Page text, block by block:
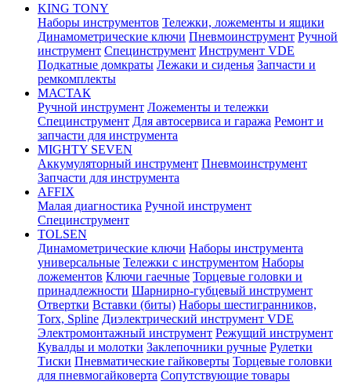
KING TONY
Наборы инструментов Тележки, ложементы и ящики
Динамометрические ключи Пневмоинструмент Ручной
инструмент Специнструмент Инструмент VDE
Подкатные домкраты Лежаки и сиденья Запчасти и
ремкомплекты
МАСТАК
Ручной инструмент Ложементы и тележки
Специнструмент Для автосервиса и гаража Ремонт и
запчасти для инструмента
MIGHTY SEVEN
Аккумуляторный инструмент Пневмоинструмент
Запчасти для инструмента
AFFIX
Малая диагностика Ручной инструмент
Специнструмент
TOLSEN
Динамометрические ключи Наборы инструмента
универсальные Тележки с инструментом Наборы
ложементов Ключи гаечные Торцевые головки и
принадлежности Шарнирно-губцевый инструмент
Отвертки Вставки (биты) Наборы шестигранников,
Torx, Spline Диэлектрический инструмент VDE
Электромонтажный инструмент Режущий инструмент
Кувалды и молотки Заклепочники ручные Рулетки
Тиски Пневматические гайковерты Торцевые головки
для пневмогайковерта Сопутствующие товары